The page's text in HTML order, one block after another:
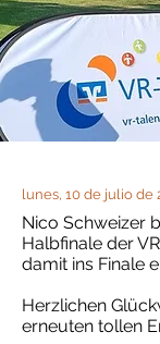
lunes, 10 de julio de
Nico Schweizer
Halbfinale der
damit ins Finale
Herzlichen
erneuten tollen